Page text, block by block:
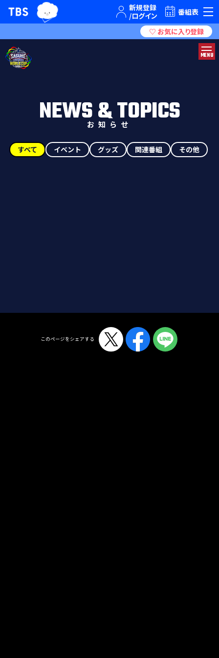
TBSテレビ｜ときめくときを。 番組表
MENU
NEWS & TOPICS
お知らせ
すべて イベント グッズ 関連番組 その他
このページをシェアする